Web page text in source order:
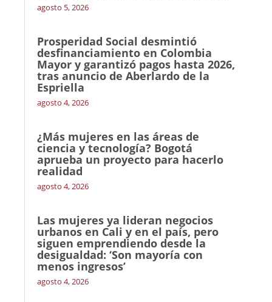
agosto 5, 2026
Prosperidad Social desmintió
desfinanciamiento en Colombia
Mayor y garantizó pagos hasta 2026,
tras anuncio de Aberlardo de la
Espriella
agosto 4, 2026
¿Más mujeres en las áreas de
ciencia y tecnología? Bogotá
aprueba un proyecto para hacerlo
realidad
agosto 4, 2026
Las mujeres ya lideran negocios
urbanos en Cali y en el país, pero
siguen emprendiendo desde la
desigualdad: ‘Son mayoría con
menos ingresos’
agosto 4, 2026